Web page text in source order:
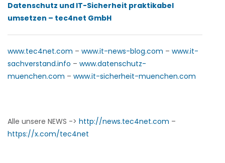
Datenschutz und IT-Sicherheit praktikabel
umsetzen – tec4net GmbH
www.tec4net.com – www.it-news-blog.com – www.it-
sachverstand.info – www.datenschutz-
muenchen.com – www.it-sicherheit-muenchen.com
Alle unsere NEWS -> http://news.tec4net.com –
https://x.com/tec4net